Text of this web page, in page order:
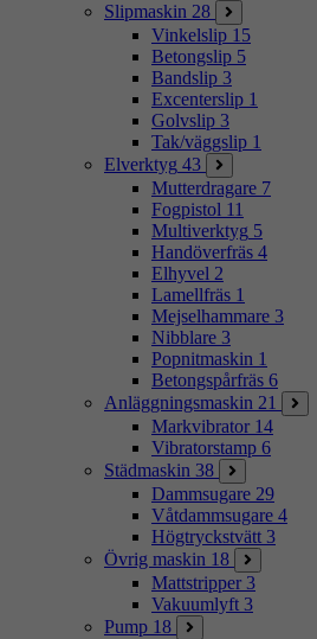
Slipmaskin 28
Vinkelslip 15
Betongslip 5
Bandslip 3
Excenterslip 1
Golvslip 3
Tak/väggslip 1
Elverktyg 43
Mutterdragare 7
Fogpistol 11
Multiverktyg 5
Handöverfräs 4
Elhyvel 2
Lamellfräs 1
Mejselhammare 3
Nibblare 3
Popnitmaskin 1
Betongspårfräs 6
Anläggningsmaskin 21
Markvibrator 14
Vibratorstamp 6
Städmaskin 38
Dammsugare 29
Våtdammsugare 4
Högtryckstvätt 3
Övrig maskin 18
Mattstripper 3
Vakuumlyft 3
Pump 18